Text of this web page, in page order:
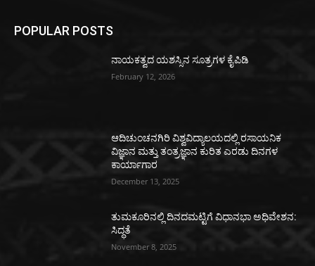
POPULAR POSTS
ನಾಯಕತ್ವದ ಯಶಸ್ಸಿನ ಸೂತ್ರಗಳ ಕೈಪಿಡಿ
February 12, 2026
ಆದಿಚುಂಚನಗಿರಿ ವಿಶ್ವವಿದ್ಯಾಲಯದಲ್ಲಿ ರಸಾಯನಿಕ
ವಿಜ್ಞಾನ ಮತ್ತು ತಂತ್ರಜ್ಞಾನ ಕುರಿತ ಎರಡು ದಿನಗಳ
ಕಾರ್ಯಾಗಾರ
December 13, 2025
ತುಮಕೂರಿನಲ್ಲಿ ದಿನದಮಟ್ಟಿಗೆ ವಿಧಾನಭಾ ಅಧಿವೇಶನ:
ಸಿದ್ಧತೆ
November 8, 2025